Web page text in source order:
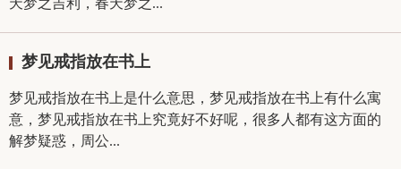
天梦之吉利，春天梦之...
梦见戒指放在书上
梦见戒指放在书上是什么意思，梦见戒指放在书上有什么寓
意，梦见戒指放在书上究竟好不好呢，很多人都有这方面的
解梦疑惑，周公...